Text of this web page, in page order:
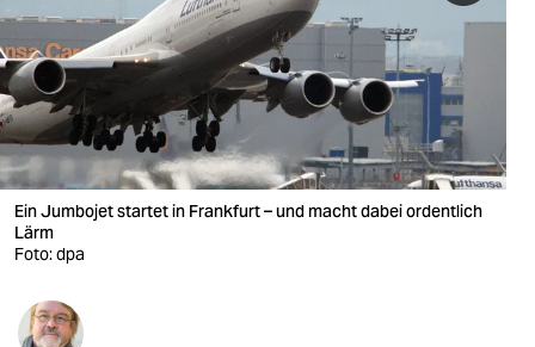
nord
wahrheit
verlag
verlag
veranstaltungen
fragen & hilfe
Ein Jumbojet startet in Frankfurt – und macht dabei ordentlich
Lärm
Foto: dpa